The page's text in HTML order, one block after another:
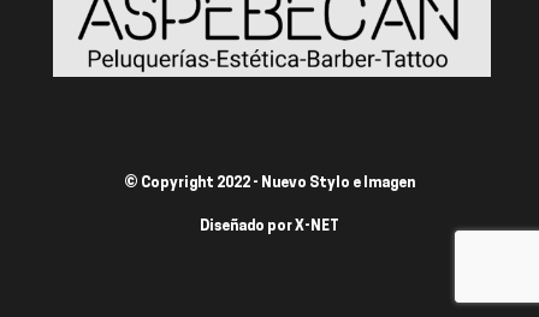
© Copyright 2022 - Nuevo Stylo e Imagen
Diseñado porX-NET